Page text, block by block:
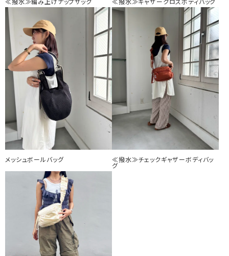
≪撥水≫編み上げナップサック ≪撥水≫ギャザークロスボディバッグ
メッシュボールバッグ
≪撥水≫チェックギャザーボディバッ
グ